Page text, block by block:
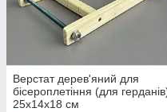
Верстат дерев'яний для
бісероплетіння (для
25х14х18 см